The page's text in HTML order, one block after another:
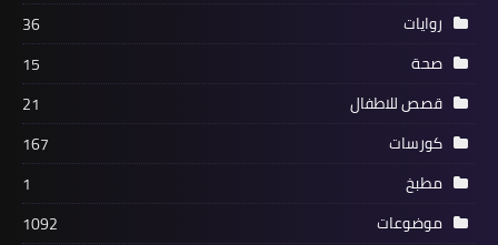
روايات
36
صحة
15
قصص للاطفال
21
كورسات
167
مطبخ
1
موضوعات
1092